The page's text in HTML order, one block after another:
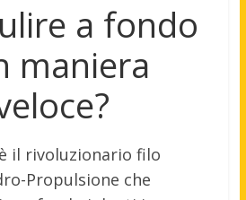
a fondo
maniera
è il rivoluzionario filo
Propulsione che